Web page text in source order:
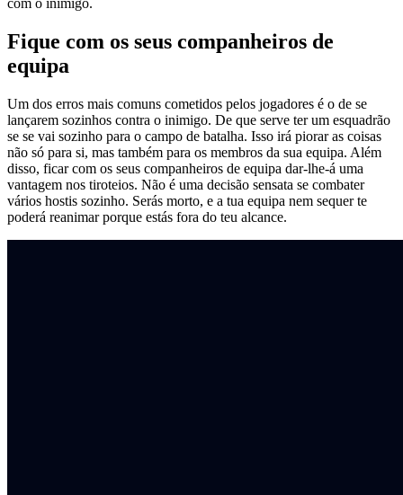
Fique com os seus companheiros de
equipa
Um dos erros mais comuns cometidos pelos jogadores é o de se
lançarem sozinhos contra o inimigo. De que serve ter um esquadrão
se se vai sozinho para o campo de batalha. Isso irá piorar as coisas
não só para si, mas também para os membros da sua equipa. Além
disso, ficar com os seus companheiros de equipa dar-lhe-á uma
vantagem nos tiroteios. Não é uma decisão sensata se combater
vários hostis sozinho. Serás morto, e a tua equipa nem sequer te
poderá reanimar porque estás fora do teu alcance.